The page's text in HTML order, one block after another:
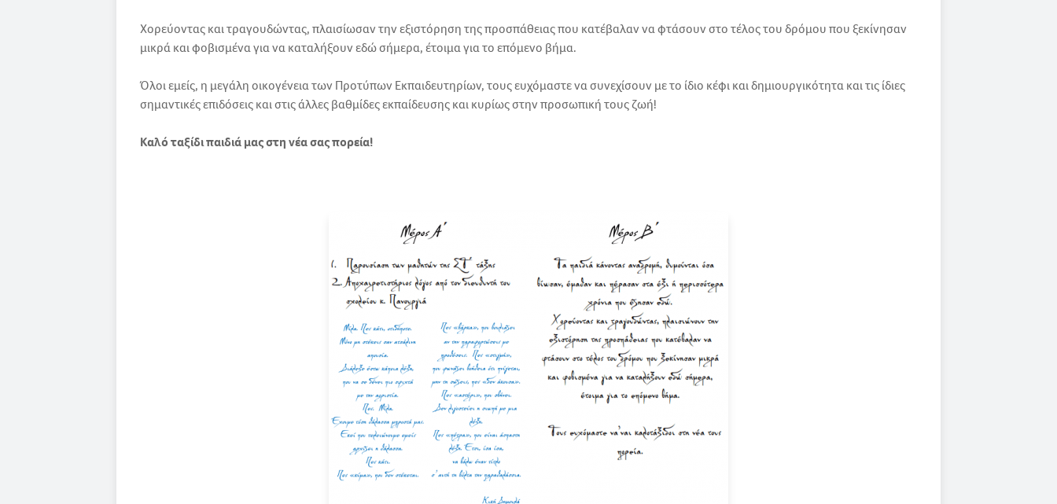
Χορεύοντας και τραγουδώντας, πλαισίωσαν την εξιστόρηση της προσπάθειας που κατέβαλαν να φτάσουν στο τέλος του δρόμου που ξεκίνησαν
μικρά και φοβισμένα για να καταλήξουν εδώ σήμερα, έτοιμα για το επόμενο βήμα.
Όλοι εμείς, η μεγάλη οικογένεια των Προτύπων Εκπαιδευτηρίων, τους ευχόμαστε να συνεχίσουν με το ίδιο κέφι και δημιουργικότητα και τις ίδιες
σημαντικές επιδόσεις και στις άλλες βαθμίδες εκπαίδευσης και κυρίως στην προσωπική τους ζωή!
Καλό ταξίδι παιδιά μας στη νέα σας πορεία!